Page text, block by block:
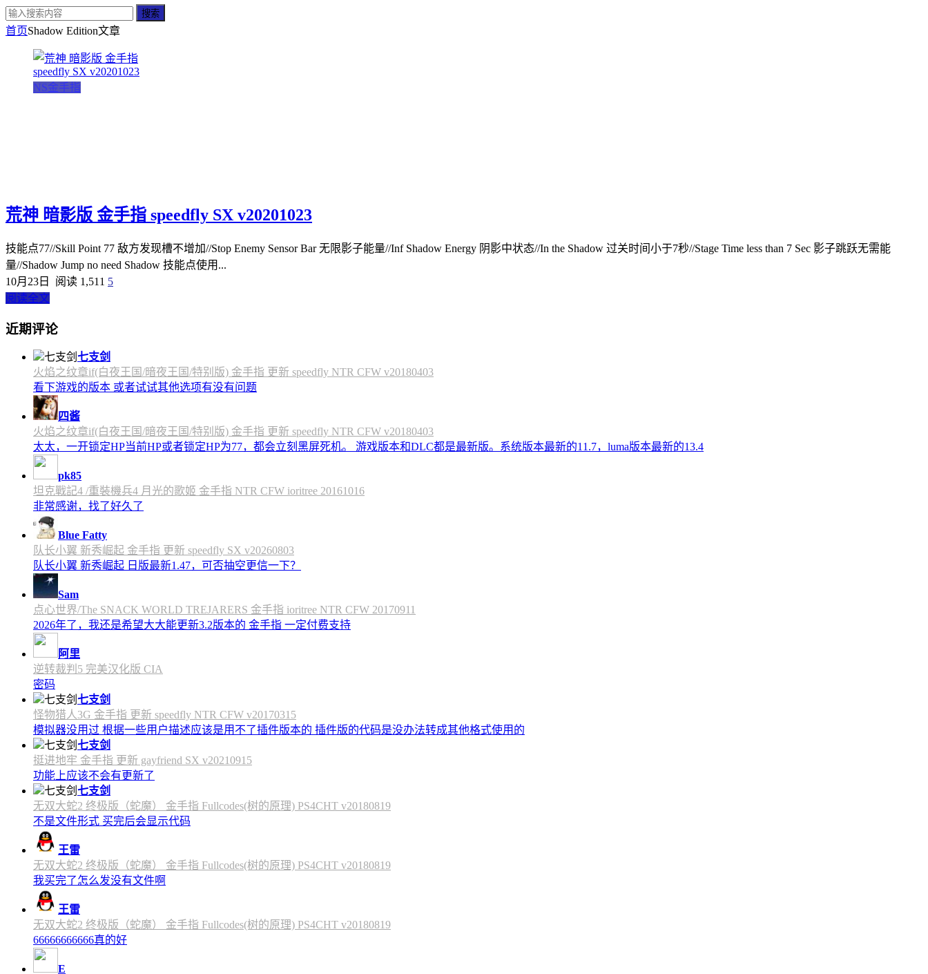
搜索
首页Shadow Edition文章
NS金手指
荒神 暗影版 金手指 speedfly SX v20201023
技能点77//Skill Point 77 敌方发现槽不增加//Stop Enemy Sensor Bar 无限影子能量//Inf Shadow Energy 阴影中状态//In the Shadow 过关时间小于7秒//Stage Time less than 7 Sec 影子跳跃无需能
量//Shadow Jump no need Shadow 技能点使用...
10月23日
阅读 1,511 5
阅读全文
近期评论
七支剑
火焰之纹章if(白夜王国/暗夜王国/特别版) 金手指 更新 speedfly NTR CFW v20180403
看下游戏的版本 或者试试其他选项有没有问题
四酱
火焰之纹章if(白夜王国/暗夜王国/特别版) 金手指 更新 speedfly NTR CFW v20180403
太太，一开锁定HP当前HP或者锁定HP为77，都会立刻黑屏死机。 游戏版本和DLC都是最新版。系统版本最新的11.7，luma版本最新的13.4
pk85
坦克戰記4 /重裝機兵4 月光的歌姬 金手指 NTR CFW ioritree 20161016
非常感谢，找了好久了
Blue Fatty
队长小翼 新秀崛起 金手指 更新 speedfly SX v20260803
队长小翼 新秀崛起 日版最新1.47，可否抽空更信一下？
Sam
点心世界/The SNACK WORLD TREJARERS 金手指 ioritree NTR CFW 20170911
2026年了，我还是希望大大能更新3.2版本的 金手指 一定付费支持
阿里
逆转裁判5 完美汉化版 CIA
密码
七支剑
怪物猎人3G 金手指 更新 speedfly NTR CFW v20170315
模拟器没用过 根据一些用户描述应该是用不了插件版本的 插件版的代码是没办法转成其他格式使用的
七支剑
挺进地牢 金手指 更新 gayfriend SX v20210915
功能上应该不会有更新了
七支剑
无双大蛇2 终极版（蛇魔） 金手指 Fullcodes(树的原理) PS4CHT v20180819
不是文件形式 买完后会显示代码
王雷
无双大蛇2 终极版（蛇魔） 金手指 Fullcodes(树的原理) PS4CHT v20180819
我买完了怎么发没有文件啊
王雷
无双大蛇2 终极版（蛇魔） 金手指 Fullcodes(树的原理) PS4CHT v20180819
66666666666真的好
E